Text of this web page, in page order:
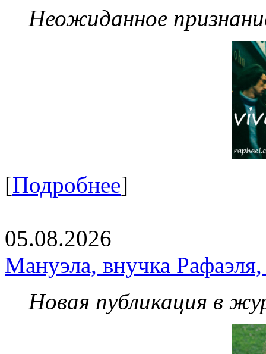
Неожиданное
[Подробнее]
05.08.2026
Мануэла, внучка
Новая публикация в